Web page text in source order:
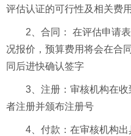
评估认证的可行性及相关费用
2 、合同：
在评估申请
况报价，预算费用将会在合
同后进快确认签字
3 、注册：审核机构在
者注册并颁布注册号
4 、付款：在审核机构